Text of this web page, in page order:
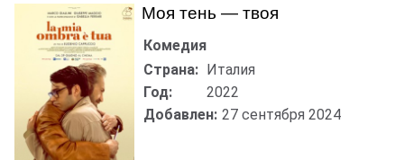
Моя тень — твоя
Комедия
Страна: Италия
Год:
2022
Добавлен: 27 сентября 2024